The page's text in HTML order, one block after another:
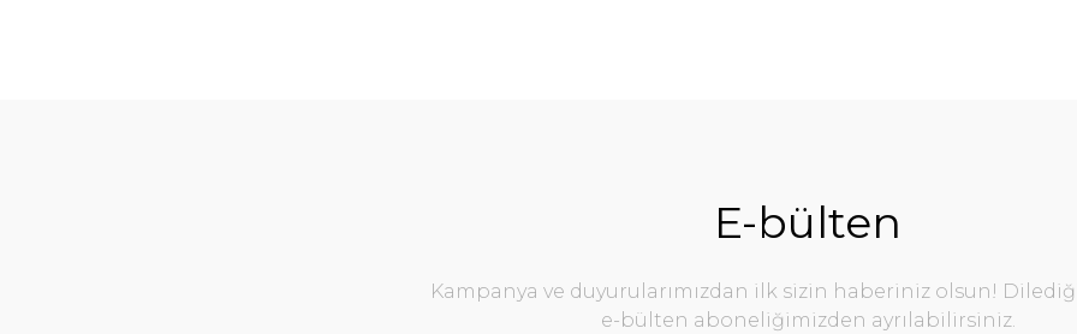
E-bülten
Kampanya ve duyurularımızdan ilk sizin haberiniz olsun!
e-bülten aboneliğimizden ayrılabilirsiniz.